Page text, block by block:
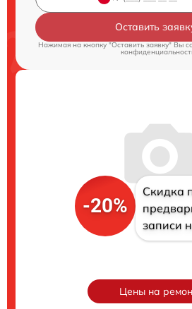
Оставить
Нажимая на кнопку "Оставить заявку" Вы
-20%
Скидка
записи
Цены на